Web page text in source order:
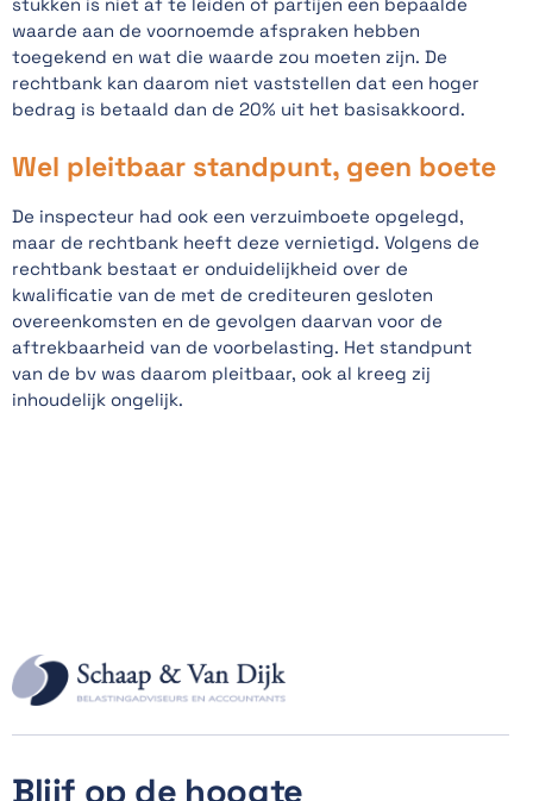
waarde aan de voornoemde afspraken hebben
toegekend en wat die waarde zou moeten zijn. De
rechtbank kan daarom niet vaststellen dat een hoger
bedrag is betaald dan de 20% uit het basisakkoord.
Wel pleitbaar standpunt, geen boete
De inspecteur had ook een verzuimboete opgelegd,
maar de rechtbank heeft deze vernietigd. Volgens de
rechtbank bestaat er onduidelijkheid over de
kwalificatie van de met de crediteuren gesloten
overeenkomsten en de gevolgen daarvan voor de
aftrekbaarheid van de voorbelasting. Het standpunt
van de bv was daarom pleitbaar, ook al kreeg zij
inhoudelijk ongelijk.
Blijf op de hoogte